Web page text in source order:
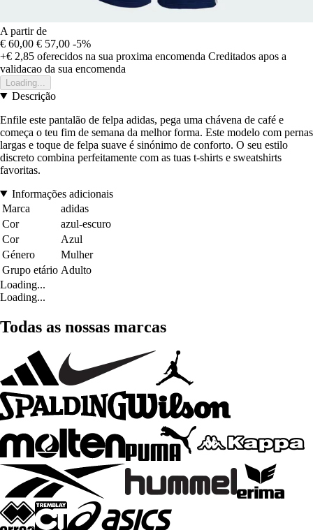
A partir de
€ 60,00 € 57,00 -5%
+€ 2,85 oferecidos na sua proxima encomenda Creditados apos a
validacao da sua encomenda
Loading...
Descrição
Enfile este pantalão de felpa adidas, pega uma chávena de café e
começa o teu fim de semana da melhor forma. Este modelo com pernas
largas e toque de felpa suave é sinónimo de conforto. O seu estilo
discreto combina perfeitamente com as tuas t-shirts e sweatshirts
favoritas.
Informações adicionais
Marca
adidas
Cor
azul-escuro
Cor
Azul
Género
Mulher
Grupo etário Adulto
Loading...
Loading...
Todas as nossas marcas